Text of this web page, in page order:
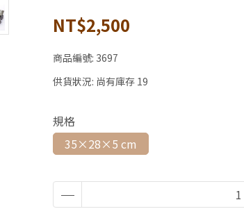
NT$2,500
商品編號: 3697
供貨狀況: 尚有庫存 19
規格
35×28×5 cm